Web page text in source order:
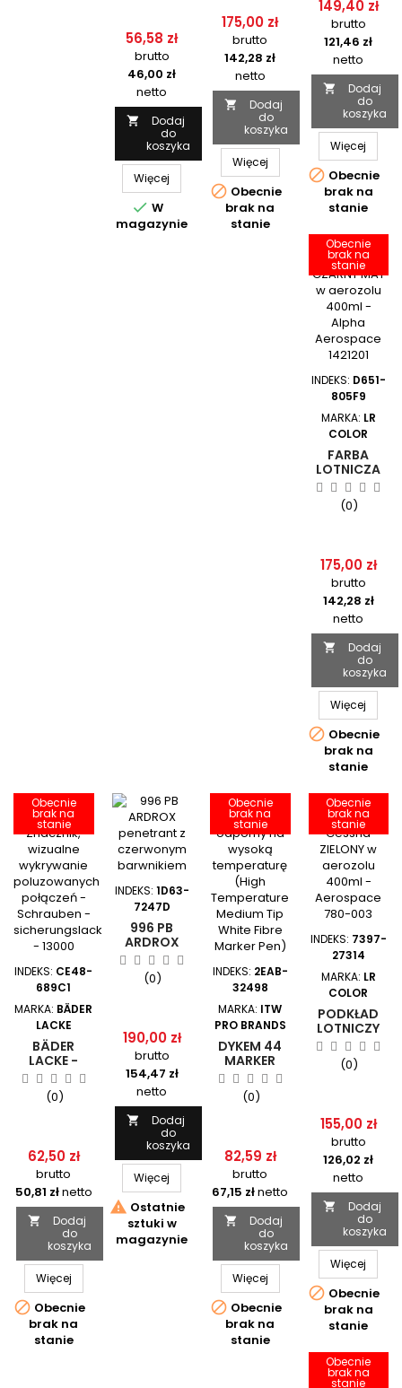
DYKEM
CROSS
CHECK
TORQUE
SEAL
56,58 zł
brutto
46,00 zł
netto

Dodaj
do
koszyka
Więcej
 W
magazynie
ALPHA
AEROSPACE
780-600
175,00 zł
brutto
142,28 zł
netto

Dodaj
do
koszyka
Więcej
 Obecnie
brak na
stanie
340G
TEMPO
149,40 zł
brutto
121,46 zł
netto

Dodaj
do
koszyka
Więcej
 Obecnie
brak na
stanie
Obecnie
brak na
stanie
INDEKS: D651-
805F9
MARKA: LR
COLOR
FARBA
LOTNICZA
CZARNY
MAT W
AEROZOLU
AEROSPACE
1421201
(0)
175,00 zł
brutto
142,28 zł
netto

Dodaj
do
koszyka
Więcej
 Obecnie
brak na
stanie
Obecnie
brak na
stanie
INDEKS: CE48-
689C1
MARKA: BÄDER
LACKE
BÄDER
LACKE -
ZNACZNIK,
WIZUALNE
WYKRYWANIE
SCHRAUBEN
-
SICHERUNGSLACK
- 13000
(0)
62,50 zł
brutto
50,81 złnetto

Dodaj
do
koszyka
Więcej
 Obecnie
brak na
stanie
INDEKS: 1D63-
7247D
996 PB
ARDROX
PENETRANT
Z
CZERWONYM
(0)
190,00 zł
brutto
154,47 zł
netto

Dodaj
do
koszyka
Więcej
 Ostatnie
sztuki w
magazynie
Obecnie
brak na
stanie
INDEKS: 2EAB-
32498
MARKA: ITW
PRO BRANDS
DYKEM 44
MARKER
ODPORNY
NA WYSOKĄ
TEMPERATURĘ
MEDIUM TIP
WHITE FIBRE
MARKER
PEN)
(0)
82,59 zł
brutto
67,15 złnetto

Dodaj
do
koszyka
Więcej
 Obecnie
brak na
stanie
Obecnie
brak na
stanie
INDEKS: 7397-
27314
MARKA: LR
COLOR
PODKŁAD
LOTNICZY
CESSNA
ZIELONY W
AEROZOLU
780-003
(0)
155,00 zł
brutto
126,02 zł
netto

Dodaj
do
koszyka
Więcej
 Obecnie
brak na
stanie
Obecnie
brak na
stanie